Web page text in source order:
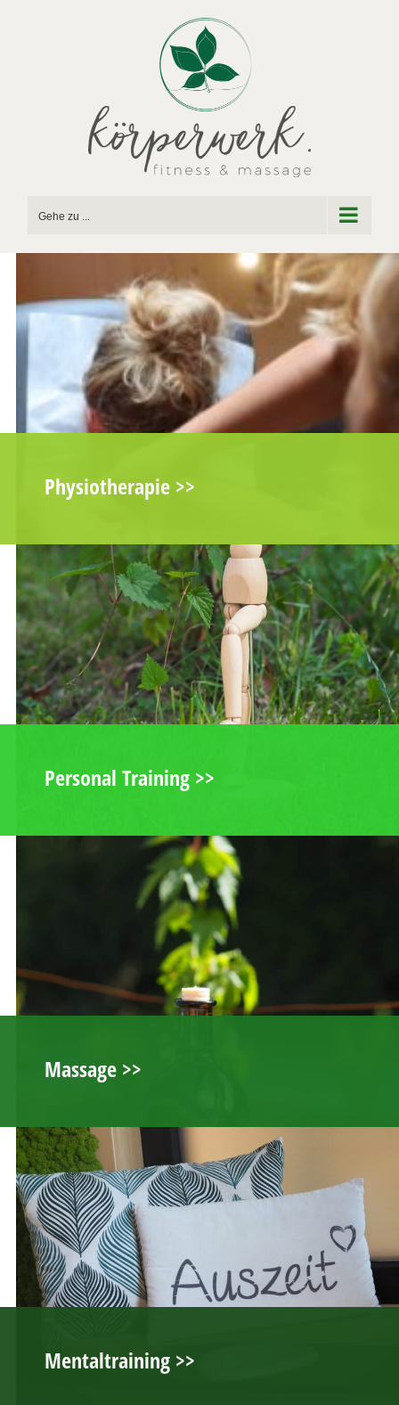
Gehe zu ...
Physiotherapie >>
Personal Training >>
Massage >>
Mentaltraining >>